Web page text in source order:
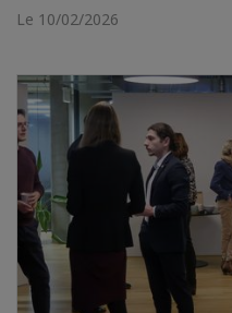
Le 10/02/2026